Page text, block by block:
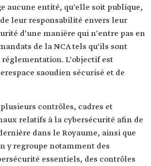
aucune entité, qu'elle soit publique,
leur responsabilité envers leur
d'une manière qui n'entre pas en
de la NCA tels qu'ils sont
réglementation. L'objectif est
saoudien sécurisé et de
contrôles, cadres et
relatifs à la cybersécurité afin de
dans le Royaume, ainsi que
y regroupe notamment des
essentiels, des contrôles